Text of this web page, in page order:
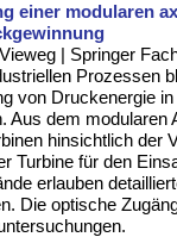
einer modularen
| Springer
Prozessen
von Druckenergie
Aus dem modularen
hinsichtlich der
Turbine für den
erlauben
Die optische